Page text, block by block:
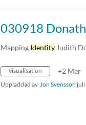
030918
Mapping Identity Judith
visualisation +2 Mer
Uppladdad av Jon Svensson juli